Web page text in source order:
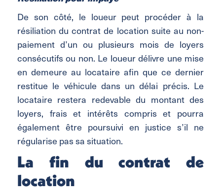
De son côté, le loueur peut procéder à la
résiliation du contrat de location suite au non-
paiement d’un ou plusieurs mois de loyers
consécutifs ou non. Le loueur délivre une mise
en demeure au locataire afin que ce dernier
restitue le véhicule dans un délai précis. Le
locataire restera redevable du montant des
loyers, frais et intérêts compris et pourra
également être poursuivi en justice s’il ne
régularise pas sa situation.
La fin du contrat de
location